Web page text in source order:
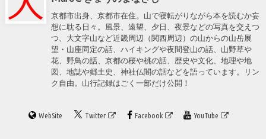
京都市出身、京都市在住。山で寝転がりながら本を読むか妄
想に耽る日々。風景、遠望、夕日、夜景などの写真を交えつ
つ、大文字山など近畿周辺（関西周辺）の山からの山岳展
望・山座同定の話、ハイキングや夜間登山の話、山野草や
花、野鳥の話、京都の桜や桃の話、歴史や文化、地理や地
図、地誌や郷土史、神社仏閣の話などを語っています。リン
ク自由。山行記録はごく一部だけ公開！
WebSite Twitter Facebook YouTube